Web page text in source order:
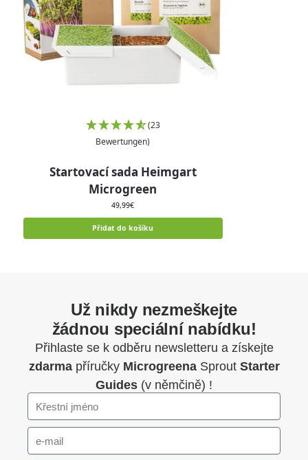
(23
Bewertungen)
Startovací sada Heimgart
Microgreen
49,99€
Přidat do košíku
Už nikdy nezmeškejte
žádnou speciální nabídku!
Přihlaste se k odběru newsletteru a získejte
zdarmapříručky MicrogreenaSprout Starter
Guides (v němčině) !